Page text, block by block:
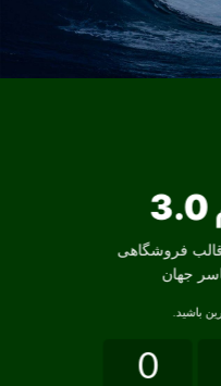
فروشگاهی
جهان
باشید.
0